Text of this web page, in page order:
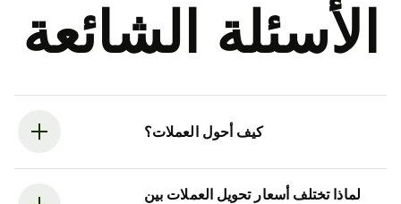
الأسئلة الشائعة
كيف أحول العملات؟
لماذا تختلف أسعار تحويل العملات بين